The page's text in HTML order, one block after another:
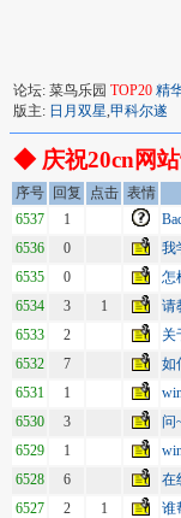
论坛: 菜鸟乐园 TOP20 精
版主: 日月双星,甲科尔遂
◆ 庆祝20cn网
序号 回复 点击 表情
6537
1
6536
0
我
6535
0
怎
6534
3 1
请
6533
2
关
6532
7
如
6531
1
6530
3
问
6529
1
6528
6
在
6527
2 1
谁